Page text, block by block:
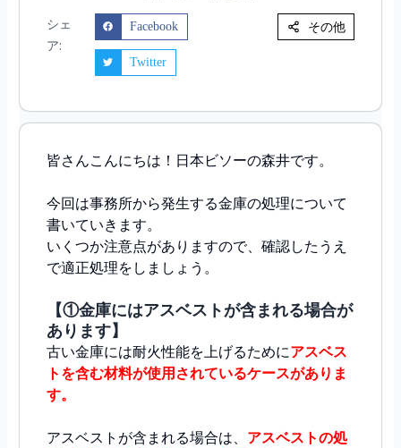
シェ
ア:
Facebook
Twitter
その他
皆さんこんにちは！日本ビソーの森井です。
今回は事務所から発生する金庫の処理について
書いていきます。
いくつか注意点がありますので、確認したうえ
で適正処理をしましょう。
【①金庫にはアスベストが含まれる場合が
あります】
古い金庫には耐火性能を上げるためにアスベス
トを含む材料が使用されているケースがありま
す。
アスベストが含まれる場合は、 アスベストの処